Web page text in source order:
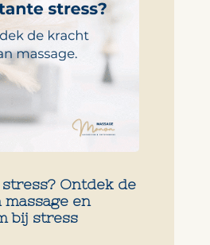
Ontdek de
en
bij stress